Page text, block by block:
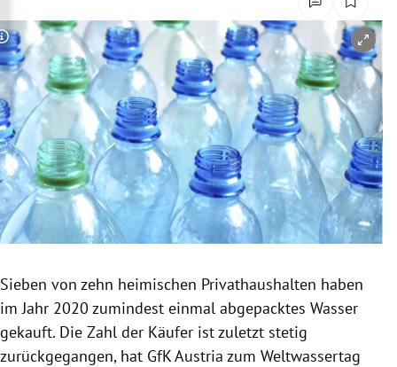
Untermenü
Untermenü
Untermenü
Untermenü
Untermenü
Untermenü
Untermenü
Copyright-Hinweis öffnen/schließen
Sieben von zehn heimischen Privathaushalten haben
im Jahr 2020 zumindest einmal abgepacktes Wasser
gekauft. Die Zahl der Käufer ist zuletzt stetig
zurückgegangen, hat GfK Austria zum Weltwassertag